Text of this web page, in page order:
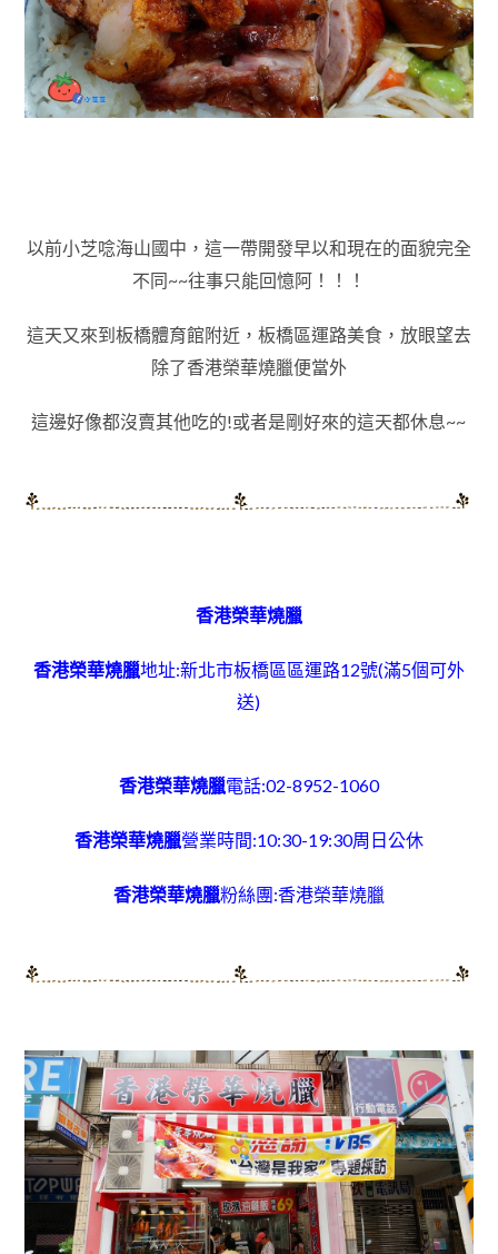
以前小芝唸海山國中，這一帶開發早以和現在的面貌完全
不同~~往事只能回憶阿！！！
這天又來到板橋體育館附近，板橋區運路美食，放眼望去
除了香港榮華燒臘便當外
這邊好像都沒賣其他吃的!或者是剛好來的這天都休息~~
香港榮華燒臘
香港榮華燒臘地址:新北市板橋區區運路12號(滿5個可外
送)
香港榮華燒臘電話:02-8952-1060
香港榮華燒臘營業時間:10:30-19:30周日公休
香港榮華燒臘粉絲團:香港榮華燒臘